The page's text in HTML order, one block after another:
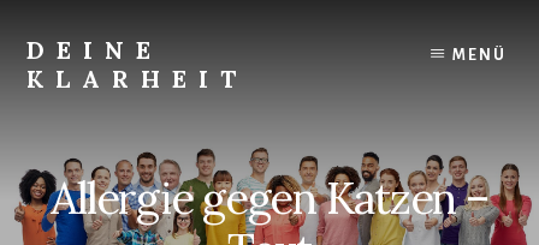
content
DEINE
KLARHEIT
innere
Klarheit.
MENÜ
Allergie gegen Katzen –